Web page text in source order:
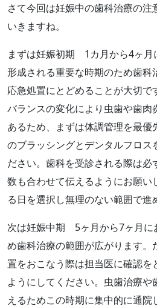
さて今回は妊娠中の歯科治療の注
いきますね。
まずは妊娠初期 1カ月から4ヶ月
形成される重要な時期のため歯科
応急処置にとどめることが大切
バランスの変化により虫歯や歯肉
あるため、まずは体調管理を最優
のブラッシングとデンタルフロス
ださい。歯科を受診される際は必
数も合わせて伝えるようにお願い
る日を選択し無理のない範囲で進
次は妊娠中期 5ヶ月から7ヶ月に
め歯科治療の範囲が広がります。
置をおこなう際は担当医に確認を
ようにしてください。虫歯治療
えるためこの時期に集中的に通院